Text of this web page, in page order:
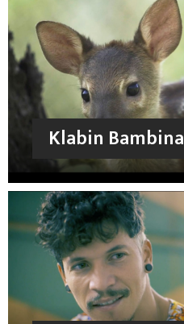
Klabin Bambina